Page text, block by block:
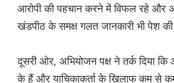
आरोपी की पहचान करने में विफल रहे और
खंडपीठ के समक्ष गलत जानकारी भी पेश
दूसरी ओर, अभियोजन पक्ष ने तर्क दिया कि
के हैं और याचिकाकर्ता के खिलाफ कम से